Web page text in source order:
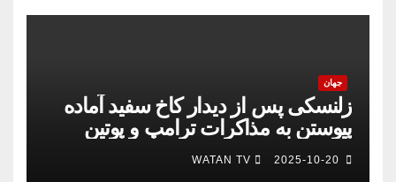
جهان
زلنسکی پس از دیدار کاخ سفید آماده
پیوستن به مذاکرات ترامپ و پوتین
است
2025-10-20
WATAN TV